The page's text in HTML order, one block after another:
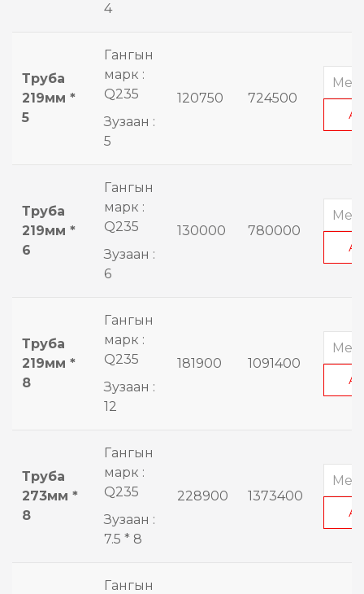
4
Труба
219мм *
5
Гангын
марк :
Q235
Зузаан :
5
120750 724500
Труба
219мм *
6
Гангын
марк :
Q235
Зузаан :
6
130000 780000
Труба
219мм *
8
Гангын
марк :
Q235
Зузаан :
12
181900 1091400
Труба
273мм *
8
Гангын
марк :
Q235
Зузаан :
7.5 * 8
228900 1373400
Гангын